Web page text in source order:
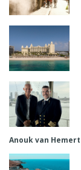
Anouk van Hemert